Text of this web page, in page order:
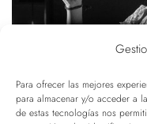
Para ofrecer las mejores
para almacenar y/o acceder a
de estas tecnologías nos